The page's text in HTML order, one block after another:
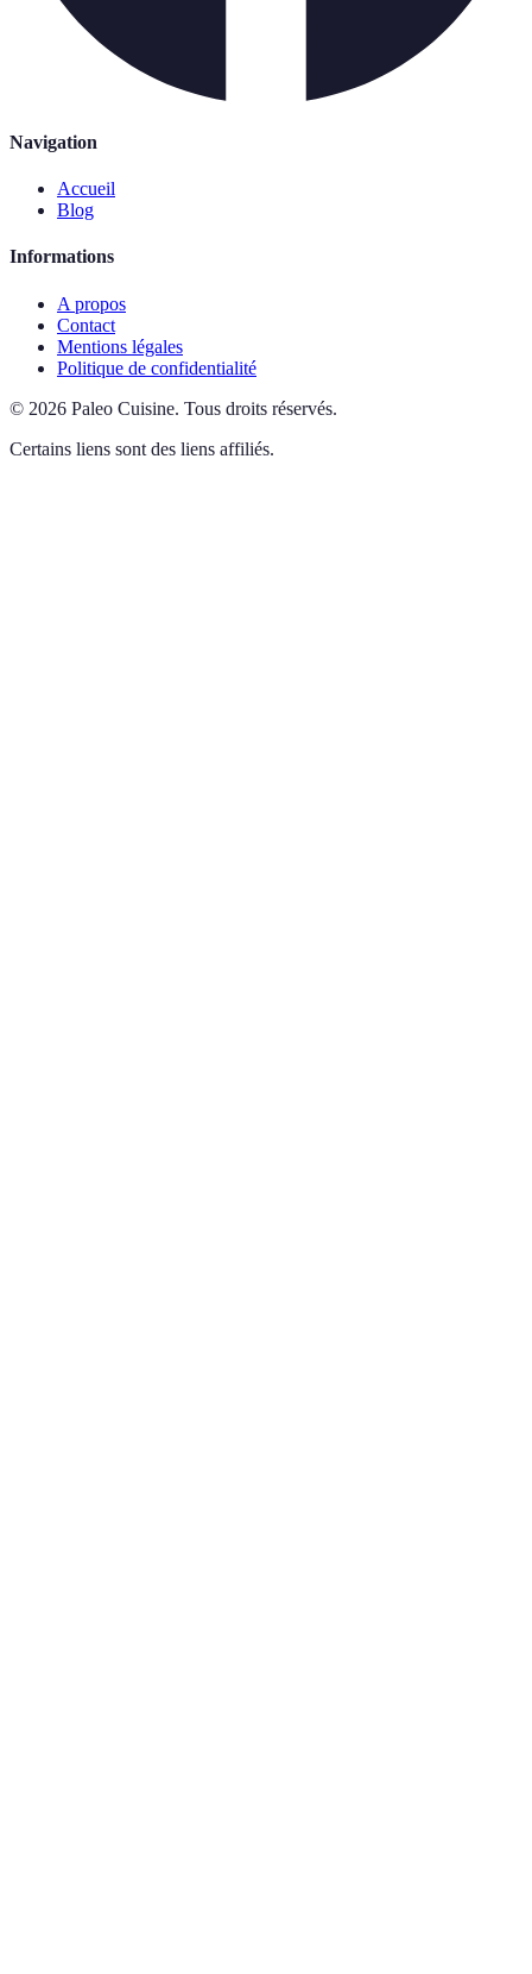
Navigation
Accueil
Blog
Informations
A propos
Contact
Mentions légales
Politique de confidentialité
© 2026 Paleo Cuisine. Tous droits réservés.
Certains liens sont des liens affiliés.